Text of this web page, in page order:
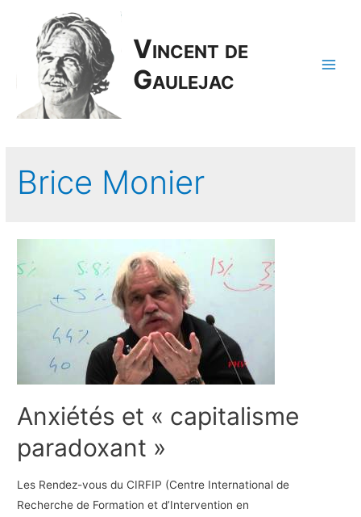
Vincent de
Gaulejac
Brice Monier
Anxiétés et « capitalisme
paradoxant »
Les Rendez-vous du CIRFIP (Centre International de
Recherche de Formation et d’Intervention en